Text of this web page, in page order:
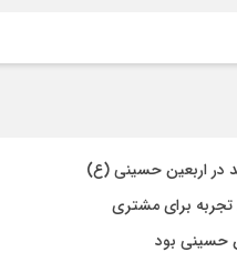
در اربعین حسینی (ع)
تجربه برای مشتری
حسینی بود